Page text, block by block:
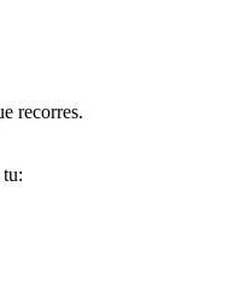
recorres.